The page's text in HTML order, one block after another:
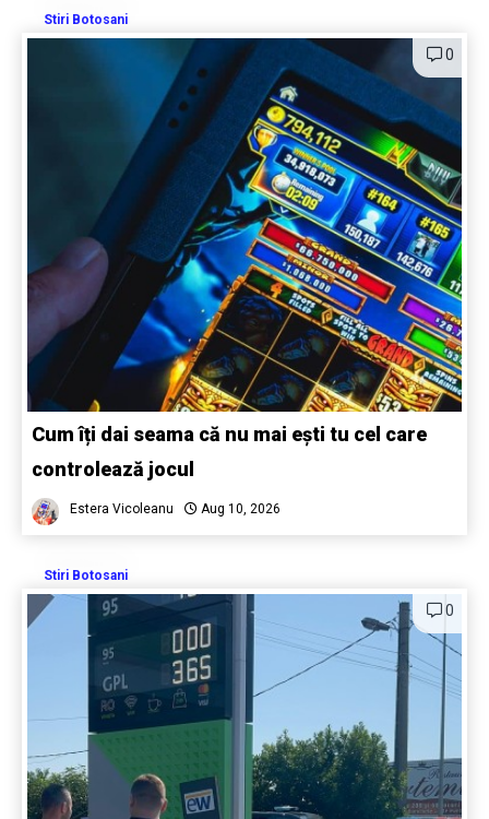
Stiri Botosani
0
Cum îți dai seama că nu mai ești tu cel care
controlează jocul
Estera Vicoleanu Aug 10, 2026
Stiri Botosani
0